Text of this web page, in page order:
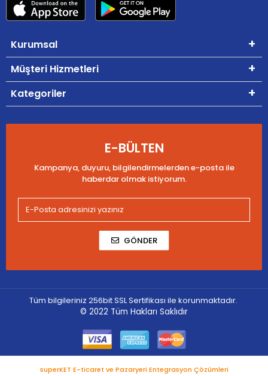
Kurumsal
Müşteri Hizmetleri
Kategoriler
E-BÜLTEN
Kampanya, duyuru, bilgilendirmelerden e-posta ile
haberdar olmak istiyorum.
GÖNDER
Tüm bilgileriniz 256bit SSL Sertifikası ile korunmaktadır.
© 2022 Tüm Hakları Saklıdır
superKET E-ticaret ve Pazaryeri Entegrasyon Çözümleri